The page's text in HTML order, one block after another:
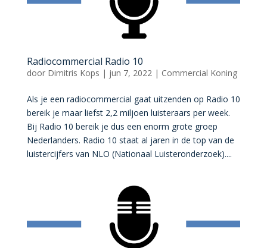
Radiocommercial Radio 10
door Dimitris Kops | jun 7, 2022| Commercial Koning
Als je een radiocommercial gaat uitzenden op Radio 10
bereik je maar liefst 2,2 miljoen luisteraars per week.
Bij Radio 10 bereik je dus een enorm grote groep
Nederlanders. Radio 10 staat al jaren in de top van de
luistercijfers van NLO (Nationaal Luisteronderzoek)....